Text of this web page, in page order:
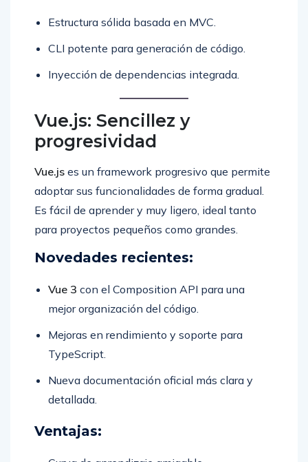
Estructura sólida basada en MVC.
CLI potente para generación de código.
Inyección de dependencias integrada.
Vue.js: Sencillez y
progresividad
Vue.js es un framework progresivo que permite
adoptar sus funcionalidades de forma gradual.
Es fácil de aprender y muy ligero, ideal tanto
para proyectos pequeños como grandes.
Novedades recientes:
Vue 3 con el Composition API para una
mejor organización del código.
Mejoras en rendimiento y soporte para
TypeScript.
Nueva documentación oficial más clara y
detallada.
Ventajas: